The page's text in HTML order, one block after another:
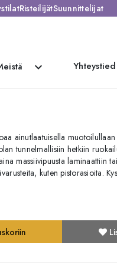
RisteilijätSuunnittelijat
expand_more
ainutlaatuisella
tunnelmallisiin hetkiin
massiivipuusta laminaattiin
kuten pistorasioita.